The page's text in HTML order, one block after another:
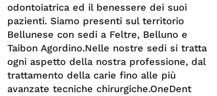
odontoiatrica ed il benessere dei suoi
pazienti. Siamo presenti sul territorio
Bellunese con sedi a Feltre, Belluno e
Taibon Agordino.Nelle nostre sedi si tratta
ogni aspetto della nostra professione, dal
trattamento della carie fino alle più
avanzate tecniche chirurgiche.OneDent